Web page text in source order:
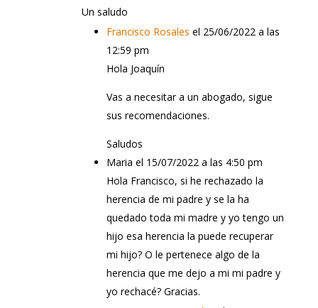
Un saludo
Francisco Rosales el 25/06/2022 a las
12:59 pm
Hola Joaquín
Vas a necesitar a un abogado, sigue
sus recomendaciones.
Saludos
Maria el 15/07/2022 a las 4:50 pm
Hola Francisco, si he rechazado la
herencia de mi padre y se la ha
quedado toda mi madre y yo tengo un
hijo esa herencia la puede recuperar
mi hijo? O le pertenece algo de la
herencia que me dejo a mi mi padre y
yo rechacé? Gracias.